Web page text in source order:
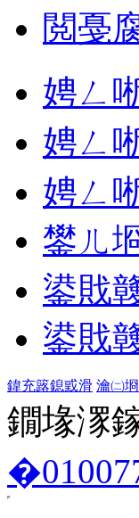
閲戞
娉ㄥ
娉ㄥ
娉ㄥ
鐢ㄦ
鍙戝
鍙戝
鍏充簬鎴戜滑 瀹㈡
鐗堟潈